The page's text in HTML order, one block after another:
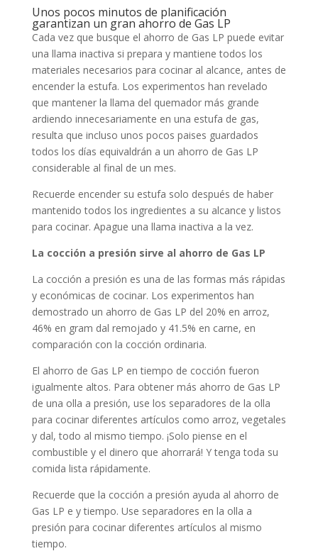
Unos pocos minutos de planificación
garantizan un gran ahorro de Gas LP
Cada vez que busque el ahorro de Gas LP puede evitar
una llama inactiva si prepara y mantiene todos los
materiales necesarios para cocinar al alcance, antes de
encender la estufa. Los experimentos han revelado
que mantener la llama del quemador más grande
ardiendo innecesariamente en una estufa de gas,
resulta que incluso unos pocos paises guardados
todos los días equivaldrán a un ahorro de Gas LP
considerable al final de un mes.
Recuerde encender su estufa solo después de haber
mantenido todos los ingredientes a su alcance y listos
para cocinar. Apague una llama inactiva a la vez.
La cocción a presión sirve al ahorro de Gas LP
La cocción a presión es una de las formas más rápidas
y económicas de cocinar. Los experimentos han
demostrado un ahorro de Gas LP del 20% en arroz,
46% en gram dal remojado y 41.5% en carne, en
comparación con la cocción ordinaria.
El ahorro de Gas LP en tiempo de cocción fueron
igualmente altos. Para obtener más ahorro de Gas LP
de una olla a presión, use los separadores de la olla
para cocinar diferentes artículos como arroz, vegetales
y dal, todo al mismo tiempo. ¡Solo piense en el
combustible y el dinero que ahorrará! Y tenga toda su
comida lista rápidamente.
Recuerde que la cocción a presión ayuda al ahorro de
Gas LP e y tiempo. Use separadores en la olla a
presión para cocinar diferentes artículos al mismo
tiempo.